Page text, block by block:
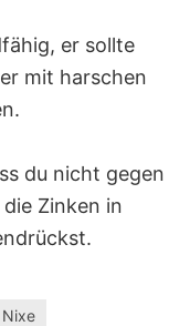
er sollte
mit harschen
du nicht gegen
Zinken in